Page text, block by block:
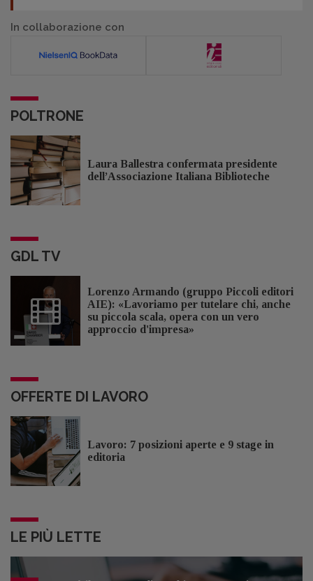
In collaborazione con
POLTRONE
Laura Ballestra confermata presidente
dell’Associazione Italiana Biblioteche
GDL TV
Lorenzo Armando (gruppo Piccoli editori
AIE): «Lavoriamo per tutelare chi, anche
su piccola scala, opera con un vero
approccio d'impresa»
OFFERTE DI LAVORO
Lavoro: 7 posizioni aperte e 9 stage in
editoria
LE PIÙ LETTE